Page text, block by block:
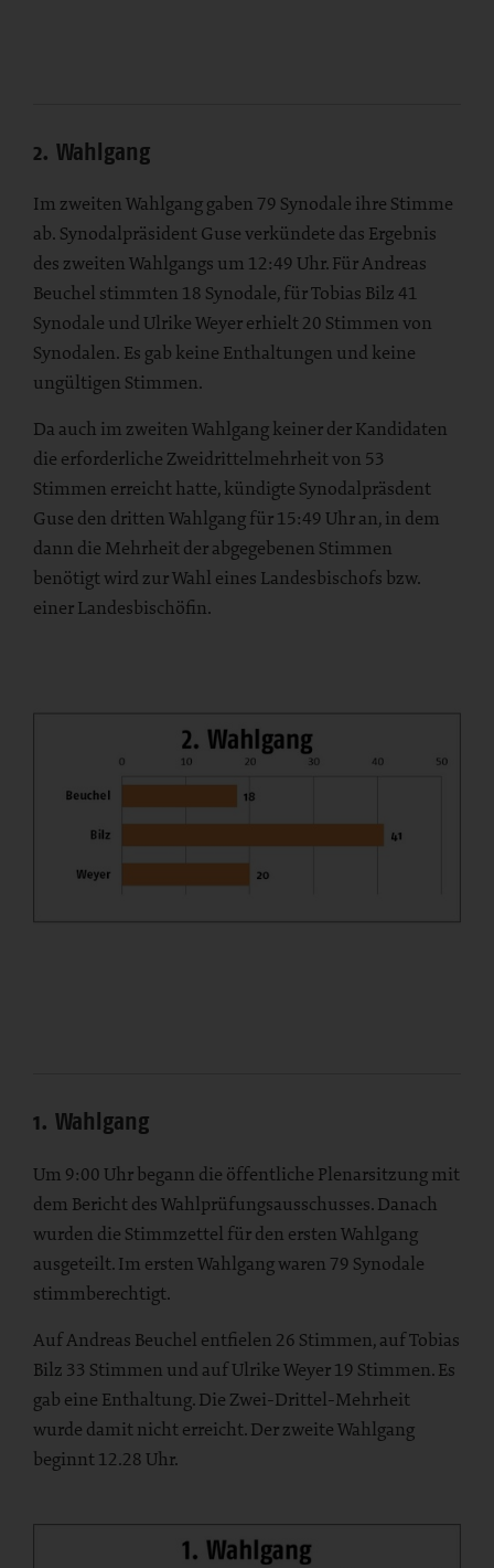
2. Wahlgang
Im zweiten Wahlgang gaben 79 Synodale ihre Stimme
ab. Synodalpräsident Guse verkündete das Ergebnis
des zweiten Wahlgangs um 12:49 Uhr. Für Andreas
Beuchel stimmten 18 Synodale, für Tobias Bilz 41
Synodale und Ulrike Weyer erhielt 20 Stimmen von
Synodalen. Es gab keine Enthaltungen und keine
ungültigen Stimmen.
Da auch im zweiten Wahlgang keiner der Kandidaten
die erforderliche Zweidrittelmehrheit von 53
Stimmen erreicht hatte, kündigte Synodalpräsdent
Guse den dritten Wahlgang für 15:49 Uhran, in dem
dann die Mehrheit der abgegebenen Stimmen
benötigt wird zur Wahl eines Landesbischofs bzw.
einer Landesbischöfin.
1. Wahlgang
Um 9:00 Uhr begann die öffentliche Plenarsitzung mit
dem Bericht des Wahlprüfungsausschusses. Danach
wurden die Stimmzettel für den ersten Wahlgang
ausgeteilt. Im ersten Wahlgang waren 79 Synodale
stimmberechtigt.
Auf Andreas Beuchel entfielen 26 Stimmen, auf Tobias
Bilz 33 Stimmen und auf Ulrike Weyer 19 Stimmen. Es
gab eine Enthaltung. Die Zwei-Drittel-Mehrheit
wurde damit nicht erreicht. Der zweite Wahlgang
beginnt 12.28 Uhr.